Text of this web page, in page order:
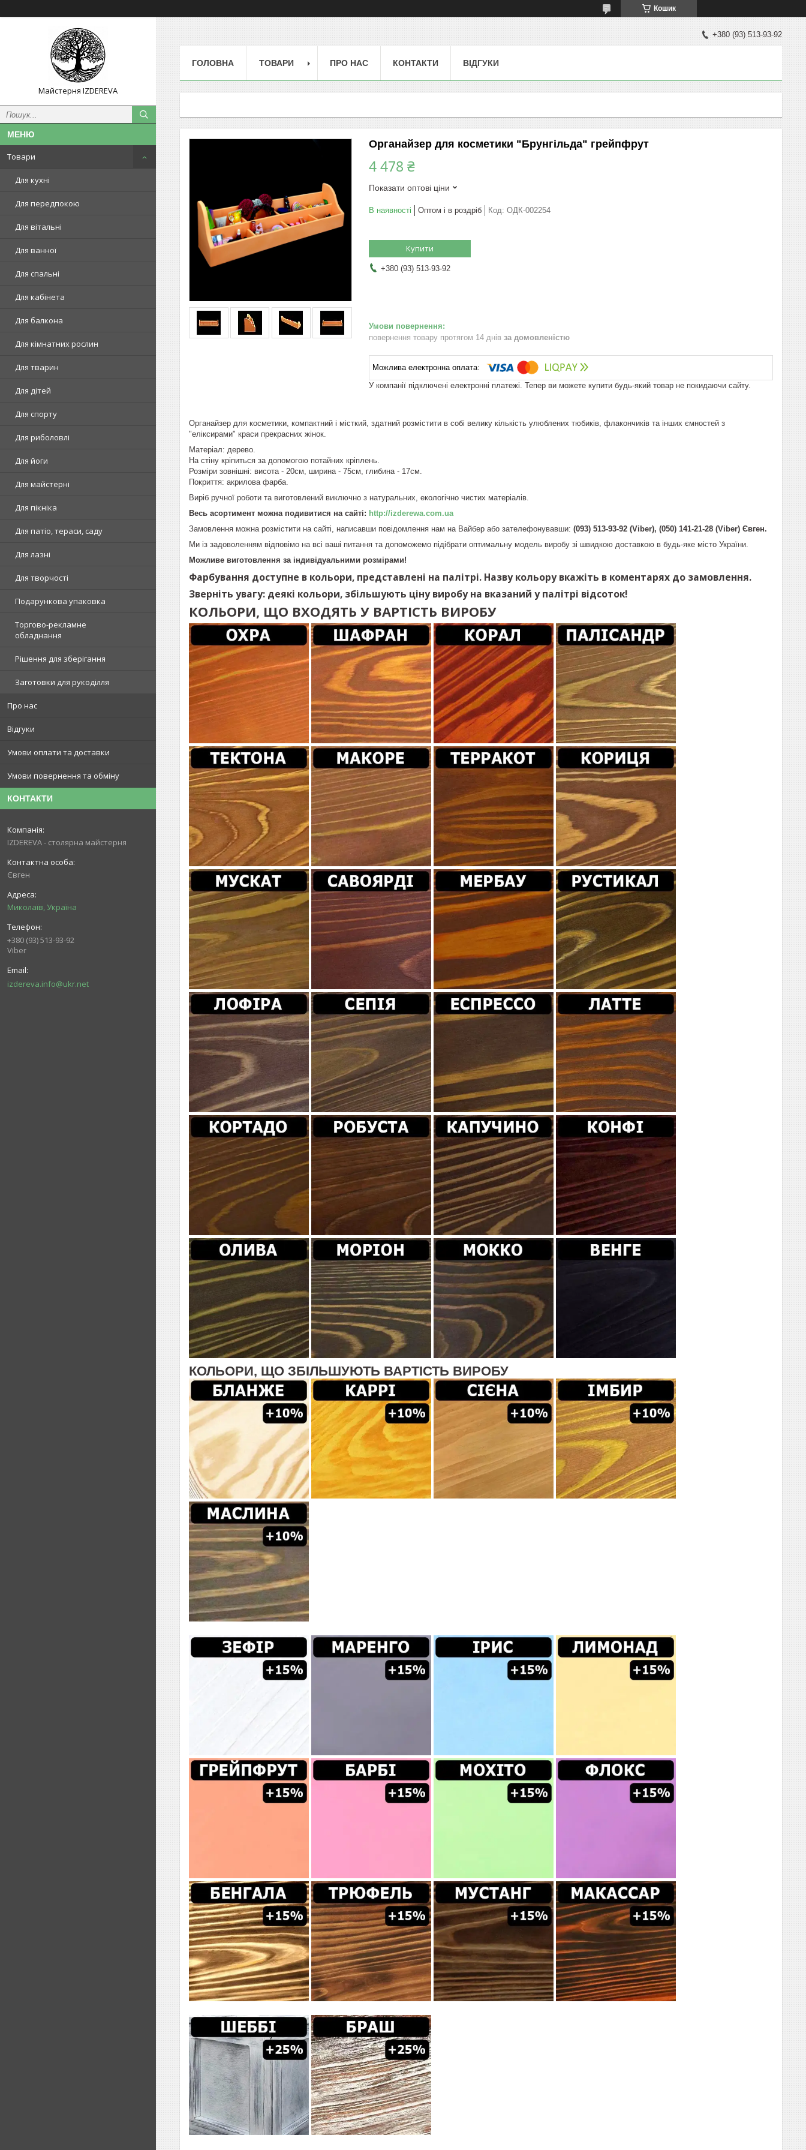
Кошик
Майстерня IZDEREVA
Товари
Для кухні
Для передпокою
Для вітальні
Для ванної
Для спальні
Для кабінета
Для балкона
Для кімнатних рослин
Для тварин
Для дітей
Для спорту
Для риболовлі
Для йоги
Для майстерні
Для пікніка
Для патіо, тераси, саду
Для лазні
Для творчості
Подарункова упаковка
Торгово-рекламне
обладнання
Рішення для зберігання
Заготовки для рукоділля
Про нас
Відгуки
Умови оплати та доставки
Умови повернення та обміну
КОНТАКТИ
IZDEREVA - столярна майстерня
Євген
Миколаїв, Україна
+380 (93) 513-93-92
Viber
izdereva.info@ukr.net
+380 (93) 513-93-92
ГОЛОВНА ТОВАРИ ПРО НАС КОНТАКТИ ВІДГУКИ
Органайзер для косметики "Брунгільда" грейпфрут
4 478 ₴
Показати оптові ціни
В наявності Оптом і в роздріб Код: ОДК-002254
Купити
+380 (93) 513-93-92
повернення товару протягом 14 днів за домовленістю
У компанії підключені електронні платежі. Тепер ви можете купити будь-який товар не покидаючи сайту.
Органайзер для косметики, компактний і місткий, здатний розмістити в собі велику кількість улюблених тюбиків, флакончиків та інших ємностей з
"еліксирами" краси прекрасних жінок.
Матеріал: дерево.
На стіну кріпиться за допомогою потайних кріплень.
Розміри зовнішні: висота - 20см, ширина - 75см, глибина - 17см.
Покриття: акрилова фарба.
Виріб ручної роботи та виготовлений виключно з натуральних, екологічно чистих матеріалів.
Весь асортимент можна подивитися на сайті: http://izderewa.com.ua
Замовлення можна розмістити на сайті, написавши повідомлення нам на Вайбер або зателефонувавши: (093) 513-93-92 (Viber), (050) 141-21-28 (Viber) Євген.
Ми із задоволенням відповімо на всі ваші питання та допоможемо підібрати оптимальну модель виробу зі швидкою доставкою в будь-яке місто України.
Можливе виготовлення за індивідуальними розмірами!
Фарбування доступне в кольори, представлені на палітрі. Назву кольору вкажіть в коментарях до замовлення.
Зверніть увагу: деякі кольори, збільшують ціну виробу на вказаний у палітрі відсоток!
КОЛЬОРИ, ЩО ВХОДЯТЬ У ВАРТІСТЬ ВИРОБУ
КОЛЬОРИ, ЩО ЗБІЛЬШУЮТЬ ВАРТІСТЬ ВИРОБУ